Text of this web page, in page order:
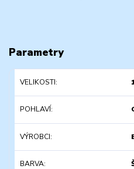
Parametry
VELIKOSTI
POHLAVÍ
VÝROBCI
BARVA